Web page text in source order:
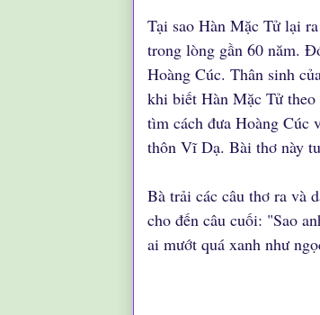
Tại sao Hàn Mặc Tử lại
trong lòng gần 60 năm.
Hoàng Cúc. Thân sinh
khi biết Hàn Mặc Tử
tìm cách đưa Hoàng Cúc
thôn Vĩ Dạ. Bài thơ này
Bà trải các câu thơ ra và
cho đến câu cuối: "Sao
ai mướt quá xanh như